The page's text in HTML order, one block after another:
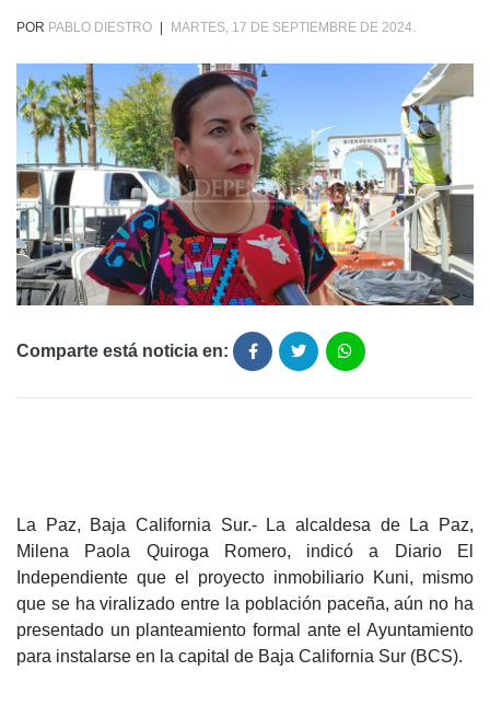
POR PABLO DIESTRO MARTES, 17 DE SEPTIEMBRE DE 2024.
Comparte está noticia en:
La Paz, Baja California Sur.- La alcaldesa de La Paz,
Milena Paola Quiroga Romero, indicó a Diario El
Independiente que el proyecto inmobiliario Kuni, mismo
que se ha viralizado entre la población paceña, aún no ha
presentado un planteamiento formal ante el Ayuntamiento
para instalarse en la capital de Baja California Sur (BCS).